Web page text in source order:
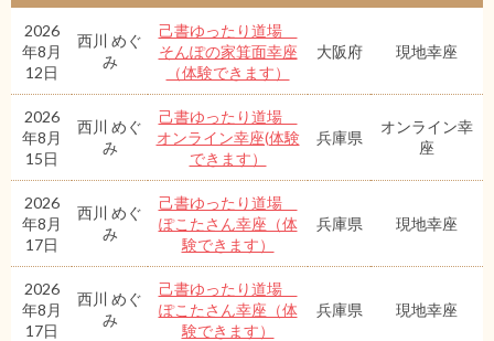
2026
年8月
12日
西川 めぐ
み
己書ゆったり道場
そんぽの家箕面幸座
（体験できます）
大阪府 現地幸座
2026
年8月
15日
西川 めぐ
み
己書ゆったり道場
オンライン幸座(体験
できます）
兵庫県
オンライン幸
座
2026
年8月
17日
西川 めぐ
み
己書ゆったり道場
ぽこたさん幸座（体
験できます）
兵庫県 現地幸座
2026
年8月
17日
西川 めぐ
み
己書ゆったり道場
ぽこたさん幸座（体
験できます）
兵庫県 現地幸座